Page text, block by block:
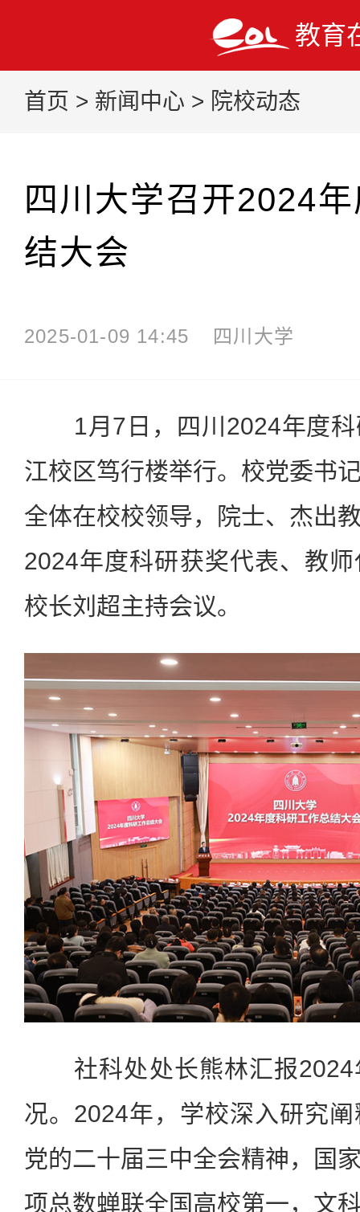
教育
首页 > 新闻中心 > 院校动态
四川大学召开2024
结大会
2025-01-09 14:45 四川大学
1月7日，四川2024年度科
江校区笃行楼举行。校党委书
全体在校校领导，院士、杰出
2024年度科研获奖代表、教
校长刘超主持会议。
社科处处长熊林汇报2024
况。2024年，学校深入研究
党的二十届三中全会精神，国
项总数蝉联全国高校第一，文